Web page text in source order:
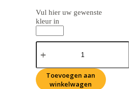
Vul hier uw gewenste
kleur in
Toevoegen aan
winkelwagen